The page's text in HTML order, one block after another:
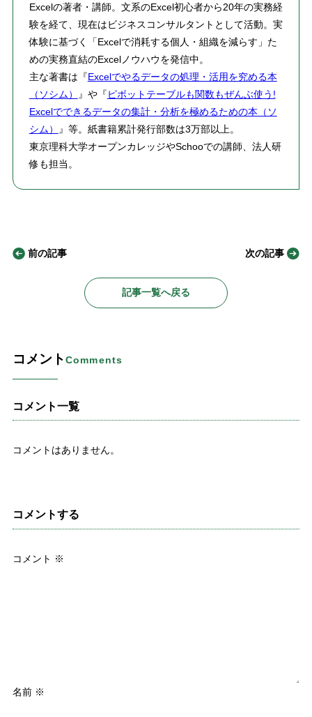
Excelの著者・講師。文系のExcel初心者から20年の実務経
験を経て、現在はビジネスコンサルタントとして活動。実
体験に基づく「Excelで消耗する個人・組織を減らす」た
めの実務直結のExcelノウハウを発信中。
主な著書は『Excelでやるデータの処理・活用を究める本
（ソシム）
』や『ピボットテーブルも関数もぜんぶ使う!
Excelでできるデータの集計・分析を極めるための本（ソ
シム）
』等。紙書籍累計発行部数は3万部以上。
東京理科大学オープンカレッジやSchooでの講師、法人研
修も担当。
前の記事
記事一覧へ戻る
次の記事
コメントComments
コメント一覧
コメントはありません。
コメントする
コメント ※
名前 ※